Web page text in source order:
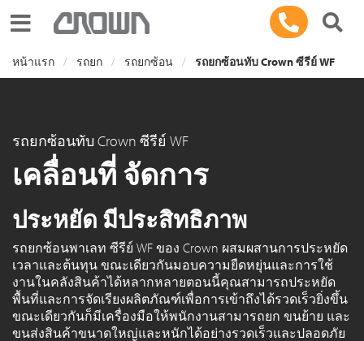
Toggle navigation
หน้าแรก รถยก รถยกซ้อน รถยกซ้อนทับ Crown ซีรีย์ WF
รถยกซ้อนทับ Crown ซีรีย์ WF
เคลื่อนที่ จัดการ
ประหยัด มีประสิทธิภาพ
รถยกซ้อนพาเลท ซีรีย์ WF ของ Crown ผสมผสานการประหยัด
เวลาและต้นทุน ขณะเดียวกันมอบความยืดหยุ่นและการใช้
งานในคลังสินค้าได้หลากหลายตอนนี้คุณสามารถประหยัด
พื้นที่และการจัดเรียงผลิตภัณฑ์เพื่อการเข้าถึงได้รวดเร็วยิ่งขึ้น
ขณะเดียวกันก็มีเครื่องมือให้พนักงานสามารถยก ขนย้าย และ
ขนส่งสินค้าขนาดใหญ่และหนักได้อย่างรวดเร็วและปลอดภัย